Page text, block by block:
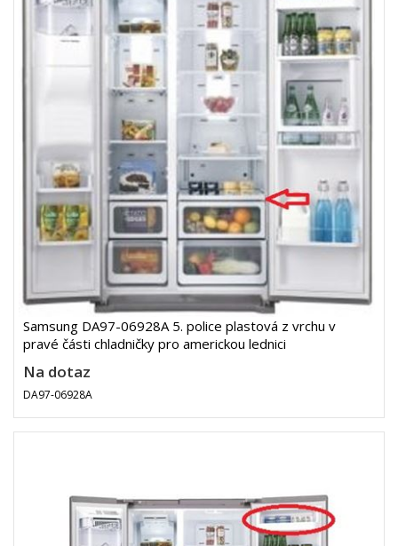
Samsung DA97-06928A 5. police plastová z vrchu v
pravé části chladničky pro americkou lednici
Na dotaz
DA97-06928A